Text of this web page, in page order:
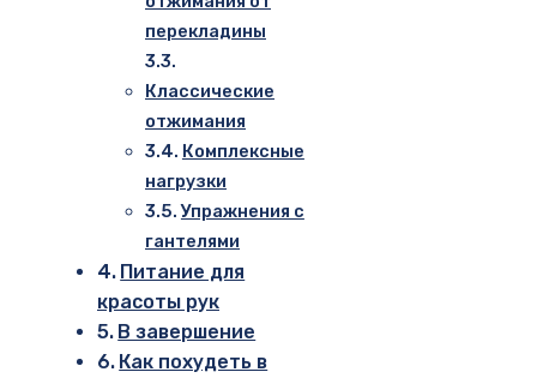
перекладины
Классические
отжимания
Комплексные
нагрузки
Упражнения с
гантелями
Питание для
красоты рук
В завершение
Как похудеть в